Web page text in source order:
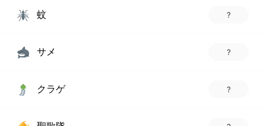
蚊 ?
サメ ?
クラゲ ?